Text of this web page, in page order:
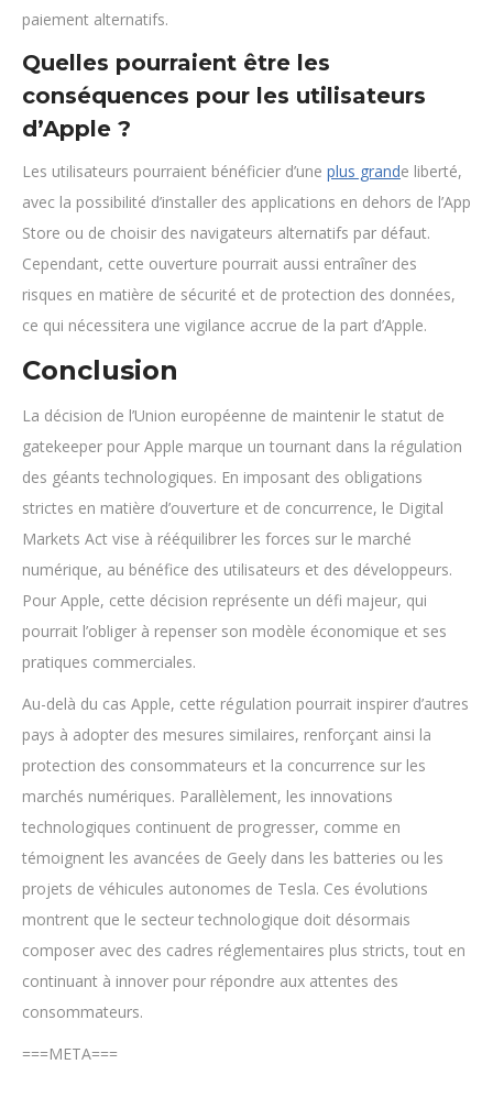
paiement alternatifs.
Quelles pourraient être les
conséquences pour les utilisateurs
d’Apple ?
Les utilisateurs pourraient bénéficier d’une plus grande liberté,
avec la possibilité d’installer des applications en dehors de l’App
Store ou de choisir des navigateurs alternatifs par défaut.
Cependant, cette ouverture pourrait aussi entraîner des
risques en matière de sécurité et de protection des données,
ce qui nécessitera une vigilance accrue de la part d’Apple.
Conclusion
La décision de l’Union européenne de maintenir le statut de
gatekeeper pour Apple marque un tournant dans la régulation
des géants technologiques. En imposant des obligations
strictes en matière d’ouverture et de concurrence, le Digital
Markets Act vise à rééquilibrer les forces sur le marché
numérique, au bénéfice des utilisateurs et des développeurs.
Pour Apple, cette décision représente un défi majeur, qui
pourrait l’obliger à repenser son modèle économique et ses
pratiques commerciales.
Au-delà du cas Apple, cette régulation pourrait inspirer d’autres
pays à adopter des mesures similaires, renforçant ainsi la
protection des consommateurs et la concurrence sur les
marchés numériques. Parallèlement, les innovations
technologiques continuent de progresser, comme en
témoignent les avancées de Geely dans les batteries ou les
projets de véhicules autonomes de Tesla. Ces évolutions
montrent que le secteur technologique doit désormais
composer avec des cadres réglementaires plus stricts, tout en
continuant à innover pour répondre aux attentes des
consommateurs.
===META===